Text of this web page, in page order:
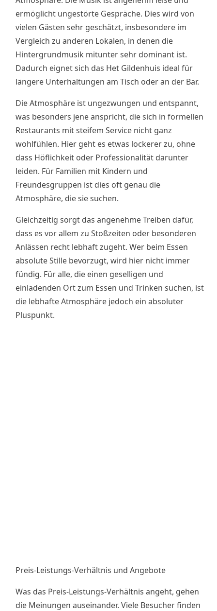
ermöglicht ungestörte Gespräche. Dies wird von
vielen Gästen sehr geschätzt, insbesondere im
Vergleich zu anderen Lokalen, in denen die
Hintergrundmusik mitunter sehr dominant ist.
Dadurch eignet sich das Het Gildenhuis ideal für
längere Unterhaltungen am Tisch oder an der Bar.
Die Atmosphäre ist ungezwungen und entspannt,
was besonders jene anspricht, die sich in formellen
Restaurants mit steifem Service nicht ganz
wohlfühlen. Hier geht es etwas lockerer zu, ohne
dass Höflichkeit oder Professionalität darunter
leiden. Für Familien mit Kindern und
Freundesgruppen ist dies oft genau die
Atmosphäre, die sie suchen.
Gleichzeitig sorgt das angenehme Treiben dafür,
dass es vor allem zu Stoßzeiten oder besonderen
Anlässen recht lebhaft zugeht. Wer beim Essen
absolute Stille bevorzugt, wird hier nicht immer
fündig. Für alle, die einen geselligen und
einladenden Ort zum Essen und Trinken suchen, ist
die lebhafte Atmosphäre jedoch ein absoluter
Pluspunkt.
Preis-Leistungs-Verhältnis und Angebote
Was das Preis-Leistungs-Verhältnis angeht, gehen
die Meinungen auseinander. Viele Besucher finden